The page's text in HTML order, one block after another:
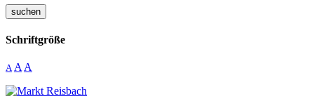
suchen
Schriftgröße
A A A